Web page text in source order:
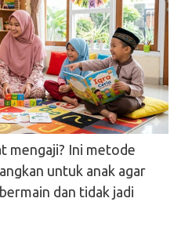
mengaji? Ini metode
untuk anak agar
dan tidak jadi